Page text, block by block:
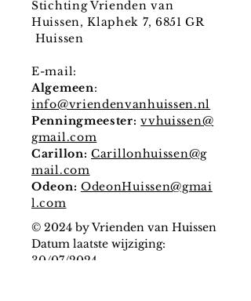
Stichting Vrienden van
Huissen, Klaphek 7, 6851 GR
Huissen
E-mail:
Algemeen:
info@vriendenvanhuissen.nl
Penningmeester:vvhuissen@
gmail.com
Carillon: Carillonhuissen@g
mail.com
Odeon: OdeonHuissen@gmai
l.com
© 2024 by Vrienden van Huissen
Datum laatste wijziging:
30/07/2024